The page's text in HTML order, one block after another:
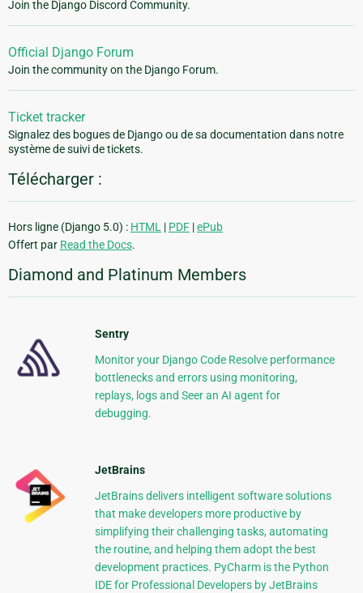
Join the Django Discord Community.
Official Django Forum
Join the community on the Django Forum.
Ticket tracker
Signalez des bogues de Django ou de sa documentation dans notre
système de suivi de tickets.
Télécharger :
Hors ligne (Django 5.0) : HTML | PDF |ePub
Offert par Read the Docs.
Diamond and Platinum Members
Sentry
Monitor your Django Code Resolve performance
bottlenecks and errors using monitoring,
replays, logs and Seer an AI agent for
debugging.
JetBrains
JetBrains delivers intelligent software solutions
that make developers more productive by
simplifying their challenging tasks, automating
the routine, and helping them adopt the best
development practices. PyCharm is the Python
IDE for Professional Developers by JetBrains